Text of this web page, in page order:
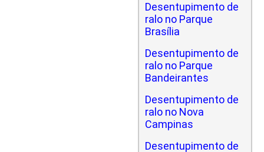
Desentupimento de
ralo no Parque
Brasília
Desentupimento de
ralo no Parque
Bandeirantes
Desentupimento de
ralo no Nova
Campinas
Desentupimento de